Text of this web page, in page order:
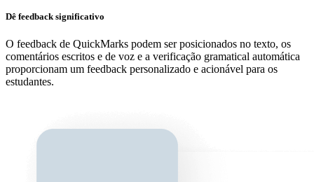
Dê feedback significativo
O feedback de QuickMarks podem ser posicionados no texto, os
comentários escritos e de voz e a verificação gramatical automática
proporcionam um feedback personalizado e acionável para os
estudantes.